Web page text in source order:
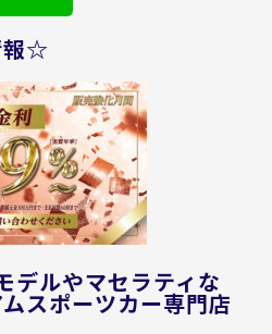
報☆
ルやマセラティな
スポーツカー専門店